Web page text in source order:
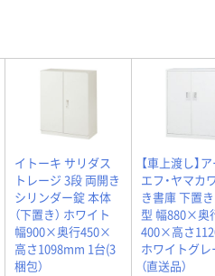
イトーキ サリダス
トレージ 3段 両開き
シリンダー錠 本体
（下置き） ホワイト
幅900×奥行450×
高さ1098mm 1台(3
梱包）
【車上渡し】
エフ・ヤマカ
き書庫 下置
型 幅880×奥
400×高さ
ホワイトグレ
（直送品）